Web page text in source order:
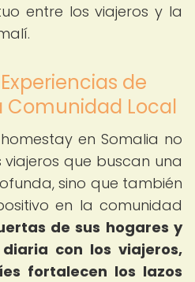
entre los viajeros y la
de
Comunidad Local
en Somalia no
que buscan una
sino que también
en la comunidad
de sus hogares y
con los viajeros,
fortalecen los lazos